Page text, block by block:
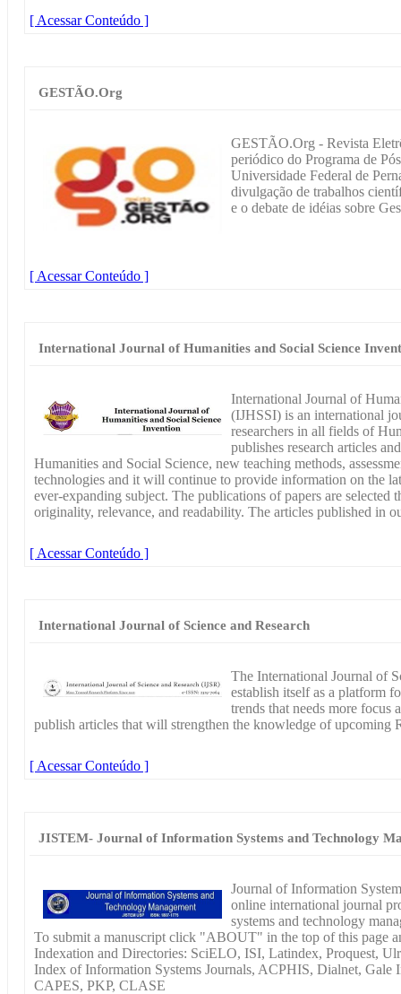
[ Acessar Conteúdo ]
GESTÃO.Org
GESTÃO.Org - Revista
periódico do Programa de
Universidade Federal de
divulgação de trabalhos
e o debate de idéias sobre
[ Acessar Conteúdo ]
International Journal of Humanities and Social Science
International Journal of
(IJHSSI) is an international
researchers in all fields of
publishes research articles
Humanities and Social Science, new teaching methods,
technologies and it will continue to provide information on the
ever-expanding subject. The publications of papers are selected
originality, relevance, and readability. The articles published in
[ Acessar Conteúdo ]
International Journal of Science and Research
The International Journal of
establish itself as a platform
trends that needs more focus
publish articles that will strengthen the knowledge of upcoming
[ Acessar Conteúdo ]
JISTEM- Journal of Information Systems and Technology
Journal of Information
online international journal
systems and technology
To submit a manuscript click "ABOUT" in the top of this
Indexation and Directories: SciELO, ISI, Latindex, Proquest,
Index of Information Systems Journals, ACPHIS, Dialnet, Gale
CAPES, PKP, CLASE